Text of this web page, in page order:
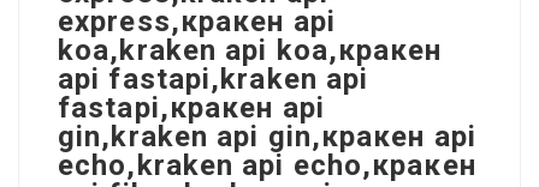
express,кракен api
koa,kraken api koa,кракен
api fastapi,kraken api
fastapi,кракен api
gin,kraken api gin,кракен api
echo,kraken api echo,кракен